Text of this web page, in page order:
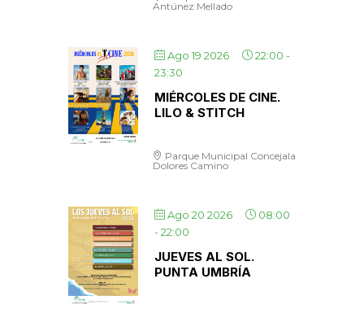
Antúnez Mellado
Ago 19 2026 22:00 -
23:30
MIÉRCOLES DE CINE.
LILO & STITCH
Parque Municipal Concejala
Dolores Camino
Ago 20 2026
08:00
-22:00
JUEVES AL SOL.
PUNTA UMBRÍA